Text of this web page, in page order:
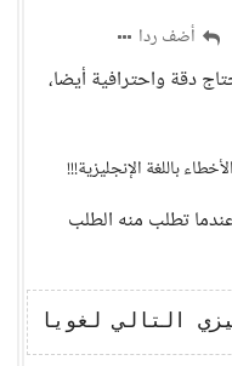
أضف ردا
دقة واحترافية أيضا،
باللغة الإنجليزية!!!
تطلب منه الطلب